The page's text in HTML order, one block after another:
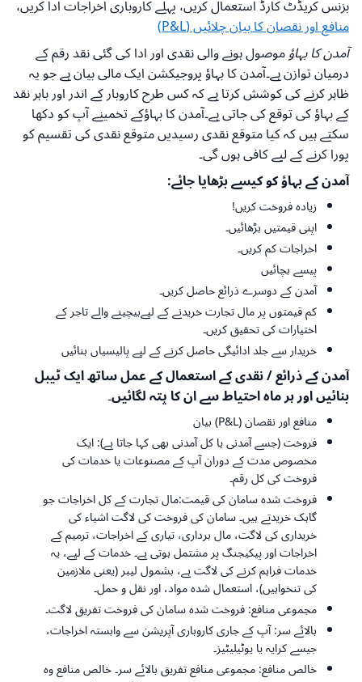
بزنس کریڈٹ کارڈ استعمال کریں، پہلے کاروباری اخراجات ادا کریں،
منافع اور نقصان کا بیان چلائیں (P&L)
آمدن کا بہاؤموصول ہونے والی نقدی اور ادا کی گئی نقد رقم کے
درمیان توازن ہے۔آمدن کا بہاؤ پروجیکشن ایک مالی بیان ہے جو یہ
ظاہر کرنے کی کوشش کرتا ہے کہ کس طرح کاروبار کے اندر اور باہر نقد
کے بہاؤ کی توقع کی جاتی ہے۔آمدن کا بہاؤکے تخمینے آپ کو دکھا
سکتے ہیں کہ کیا متوقع نقدی رسیدیں متوقع نقدی کی تقسیم کو
پورا کرنے کے لیے کافی ہوں گی۔
آمدن کے بہاؤ کو کیسے بڑھایا جائے:
زیادہ فروخت کریں!
اپنی قیمتیں بڑھائیں۔
اخراجات کم کریں۔
پیسے بچائیں
آمدن کے دوسرے ذرائع حاصل کریں۔
کم قیمتوں پر مال تجارت خریدنے کے لیےبیچینے والے تاجر کے
اختیارات کی تحقیق کریں۔
خریدار سے جلد ادائیگی حاصل کرنے کے لیے پالیسیاں بنائیں
آمدن کے ذرائع / نقدی کے استعمال کے عمل ساتھ ایک ٹیبل
بنائیں اور ہر ماہ احتیاط سے ان کا پتہ لگائیں۔
منافع اور نقصان (P&L) بیان
فروخت (جسے آمدنی یا کل آمدنی بھی کہا جاتا ہے): ایک
مخصوص مدت کے دوران آپ کے مصنوعات یا خدمات کی
فروخت کی کل رقم۔
فروخت شدہ سامان کی قیمت:مال تجارت کے کل اخراجات جو
گاہک خریدتے ہیں۔ سامان کی فروخت کی لاگت اشیاء کی
خریداری کی لاگت، مال برداری، تیاری کے اخراجات، ترمیم کے
اخراجات اور پیکیجنگ پر مشتمل ہوتی ہے۔ خدمات کے لیے، یہ
خدمات فراہم کرنے کی لاگت ہے، بشمول لیبر (یعنی ملازمین
کی تنخواہیں)، استعمال شدہ مواد، اور نقل و حمل۔
مجموعی منافع: فروخت شدہ سامان کی فروخت تفریق لاگت۔
بالائے سر: آپ کے جاری کاروباری آپریشن سے وابستہ اخراجات،
جیسے کرایہ یا یوٹیلیٹیز۔
خالص منافع: مجموعی منافع تفریق بالائے سر۔ خالص منافع وہ